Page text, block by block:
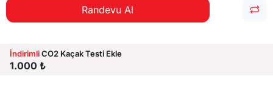
Randevu Al
İndirimliCO2 Kaçak Testi Ekle
1.000 ₺